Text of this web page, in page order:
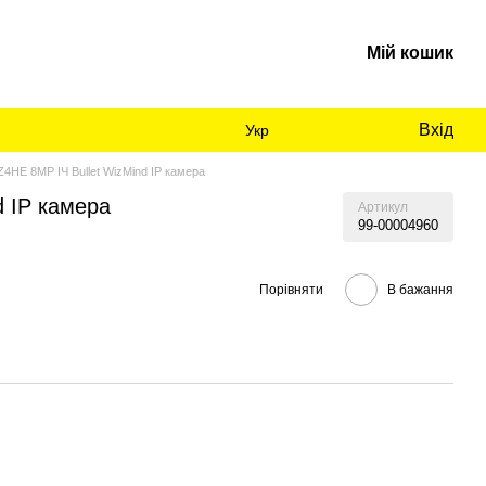
Мій кошик
Укр Вхід
8MP ІЧ Bullet WizMind IP камера
IP камера Артикул
99-00004960
Порівняти В бажання